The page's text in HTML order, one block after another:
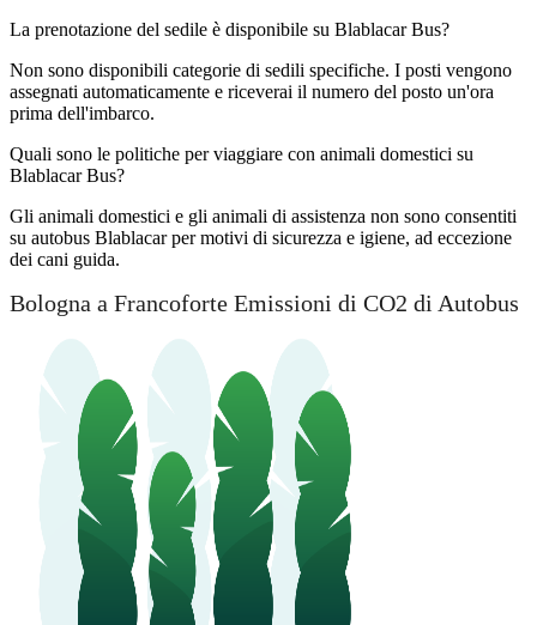
La prenotazione del sedile è disponibile su Blablacar Bus?
Non sono disponibili categorie di sedili specifiche. I posti vengono
assegnati automaticamente e riceverai il numero del posto un'ora
prima dell'imbarco.
Quali sono le politiche per viaggiare con animali domestici su
Blablacar Bus?
Gli animali domestici e gli animali di assistenza non sono consentiti
su autobus Blablacar per motivi di sicurezza e igiene, ad eccezione
dei cani guida.
Bologna a Francoforte Emissioni di CO2 di Autobus